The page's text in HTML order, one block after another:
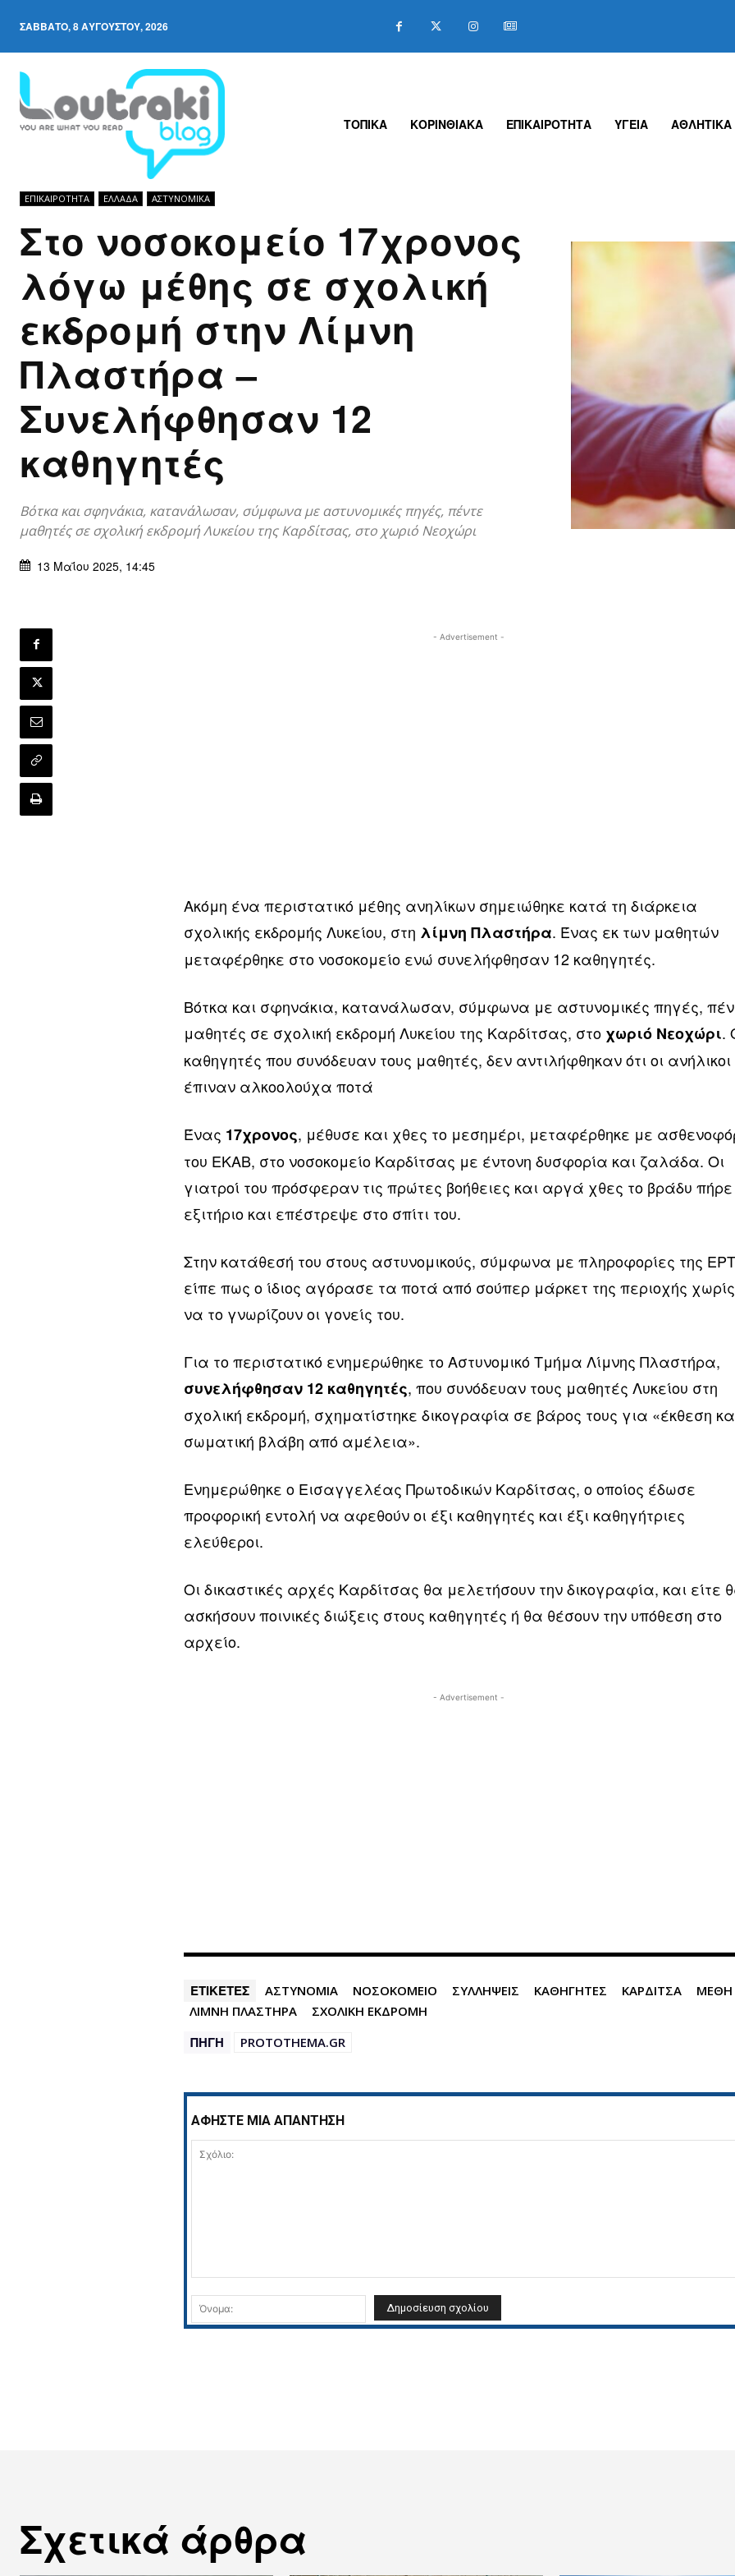
ΣΆΒΒΑΤΟ, 8 ΑΥΓΟΎΣΤΟΥ, 2026
ΤΟΠΙΚΑ ΚΟΡΙΝΘΙΑΚΑ ΕΠΙΚΑΙΡΟΤΗΤΑ ΥΓΕΙΑ ΑΘΛΗΤΙΚΑ
ΕΠΙΚΑΙΡΟΤΗΤΑ ΕΛΛΆΔΑ ΑΣΤΥΝΟΜΙΚΆ
Στο νοσοκομείο 17χρονος
λόγω μέθης σε σχολική
εκδρομή στην Λίμνη
Πλαστήρα –
Συνελήφθησαν 12
καθηγητές
Βότκα και σφηνάκια, κατανάλωσαν, σύμφωνα με αστυνομικές πηγές, πέντε
μαθητές σε σχολική εκδρομή Λυκείου της Καρδίτσας, στο χωριό Νεοχώρι
13 Μαΐου 2025, 14:45
- Advertisement -
Ακόμη ένα περιστατικό μέθης ανηλίκων σημειώθηκε κατά τη διάρκεια
σχολικής εκδρομής Λυκείου, στη λίμνη Πλαστήρα. Ένας εκ των μαθητών
μεταφέρθηκε στο νοσοκομείο ενώ συνελήφθησαν 12 καθηγητές.
Βότκα και σφηνάκια, κατανάλωσαν, σύμφωνα με αστυνομικές πηγές,
μαθητές σε σχολική εκδρομή Λυκείου της Καρδίτσας, στο χωριό Νεοχώρι.
καθηγητές που συνόδευαν τους μαθητές, δεν αντιλήφθηκαν ότι οι ανήλικοι
έπιναν αλκοολούχα ποτά
Ένας 17χρονος, μέθυσε και χθες το μεσημέρι, μεταφέρθηκε με
του ΕΚΑΒ, στο νοσοκομείο Καρδίτσας με έντονη δυσφορία και ζαλάδα. Οι
γιατροί του πρόσφεραν τις πρώτες βοήθειες και αργά χθες το βράδυ πήρε
εξιτήριο και επέστρεψε στο σπίτι του.
Στην κατάθεσή του στους αστυνομικούς, σύμφωνα με πληροφορίες της
είπε πως ο ίδιος αγόρασε τα ποτά από σούπερ μάρκετ της περιοχής χωρίς
να το γνωρίζουν οι γονείς του.
Για το περιστατικό ενημερώθηκε το Αστυνομικό Τμήμα Λίμνης Πλαστήρα,
συνελήφθησαν 12 καθηγητές, που συνόδευαν τους μαθητές Λυκείου στη
σχολική εκδρομή, σχηματίστηκε δικογραφία σε βάρος τους για «έκθεση
σωματική βλάβη από αμέλεια».
Ενημερώθηκε ο Εισαγγελέας Πρωτοδικών Καρδίτσας, ο οποίος έδωσε
προφορική εντολή να αφεθούν οι έξι καθηγητές και έξι καθηγήτριες
ελεύθεροι.
Οι δικαστικές αρχές Καρδίτσας θα μελετήσουν την δικογραφία, και είτε
ασκήσουν ποινικές διώξεις στους καθηγητές ή θα θέσουν την υπόθεση στο
αρχείο.
- Advertisement -
ΕΤΙΚΕΤΕΣ ΑΣΤΥΝΟΜΙΑ ΝΟΣΟΚΟΜΕΙΟ ΣΥΛΛΗΨΕΙΣ ΚΑΘΗΓΗΤΕΣ ΚΑΡΔΙΤΣΑ
ΜΕΘΗ
ΛΙΜΝΗ ΠΛΑΣΤΗΡΑ
ΣΧΟΛΙΚΗ ΕΚΔΡΟΜΗ
ΠΗΓΗ PROTOTHEMA.GR
ΑΦΗΣΤΕ ΜΙΑ ΑΠΑΝΤΗΣΗ
Όνομα:
Σχετικά άρθρα